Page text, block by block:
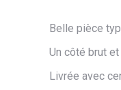
Belle pièce
Un côté brut
Livrée avec